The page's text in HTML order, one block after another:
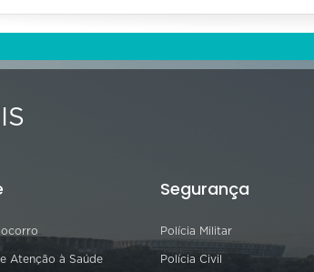
Atenção à Saúde
Segurança
Polícia Militar
Polícia Civil